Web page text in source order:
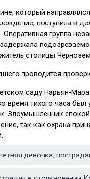
который
поступила в
группа
столицы
проводится
саду Нарьян-
время тихого часа был
Злоумышленник
так как охрана